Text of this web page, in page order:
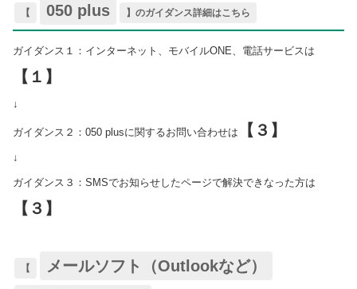
【 050 plus 】のガイダンス詳細はこちら
ガイダンス１：インターネット、モバイルONE、電話サービスは
【１】
↓
ガイダンス２：050 plusに関するお問い合わせは 【３】
↓
ガイダンス３：SMSでお知らせしたページで解決できなった方は
【３】
【 メールソフト（Outlookなど）